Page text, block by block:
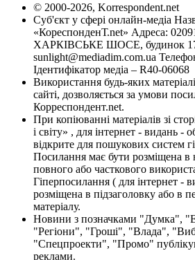
© 2000-2026, Korrespondent.net
Суб'єкт у сфері онлайн-медіа
«КореспонденТ.net» Адреса:
ХАРКІВСЬКЕ ШОСЕ, будинок
sunlight@mediadim.com.ua
Ідентифікатор медіа – R40-06068
Використання будь-яких
сайті, дозволяється за умови
Корреспондент.net.
При копіюванні матеріалів зі
і світу» , для інтернет - видань -
відкрите для пошукових систем
Посилання має бути розміщена в
повного або часткового
Гіперпосилання ( для інтернет -
розміщена в підзаголовку або в
матеріалу.
Новини з позначками "Думка",
"Регіони", "Гроші", "Влада",
"Спецпроекти", "Промо"
реклами.